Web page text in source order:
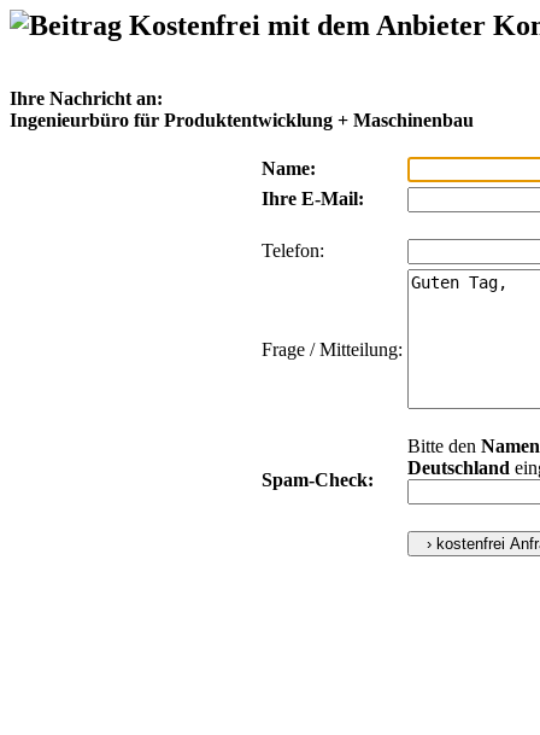
Kostenfrei mit dem Anbieter
Ihre Nachricht an:
Ingenieurbüro für Produktentwicklung + Maschinenbau
Name:
Ihre E-Mail:
Telefon:
Frage / Mitteilung:
Spam-Check:
Bitte den Namen
Deutschland